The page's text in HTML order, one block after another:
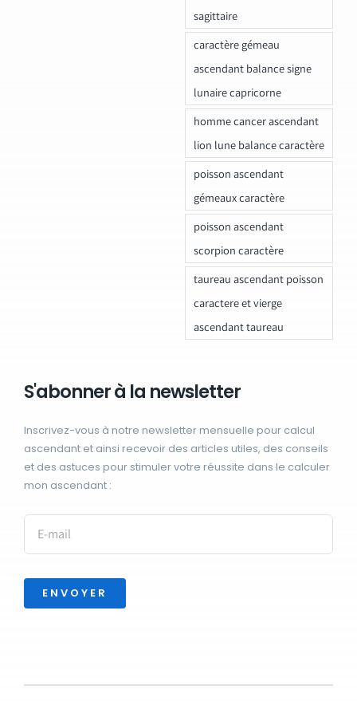
sagittaire
caractère gémeau
ascendant balance signe
lunaire capricorne
homme cancer ascendant
lion lune balance caractère
poisson ascendant
gémeaux caractère
poisson ascendant
scorpion caractère
taureau ascendant poisson
caractere et vierge
ascendant taureau
S'abonner à la newsletter
Inscrivez-vous à notre newsletter mensuelle pour calcul
ascendant et ainsi recevoir des articles utiles, des conseils
et des astuces pour stimuler votre réussite dans le calculer
mon ascendant :
ENVOYER